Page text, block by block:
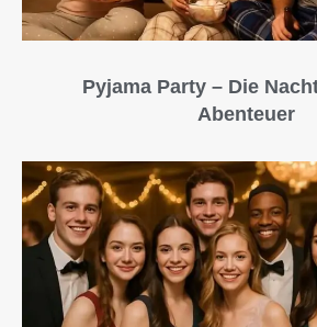
Pyjama Party – Die
Abenteuer